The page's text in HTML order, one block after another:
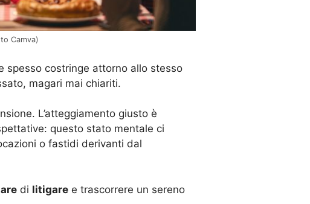
Camva)
spesso costringe attorno allo stesso
magari mai chiariti.
L’atteggiamento giusto è
questo stato mentale ci
o fastidi derivanti dal
di litigare e trascorrere un sereno